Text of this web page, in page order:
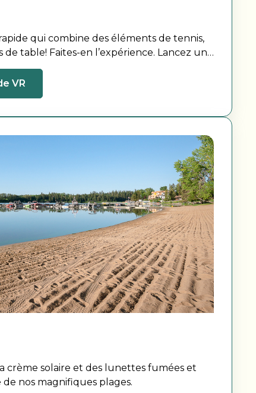
qui combine des éléments de tennis,
table! Faites-en l’expérience. Lancez un
et amusez-vous.
VR
crème solaire et des lunettes fumées et
nos magnifiques plages.